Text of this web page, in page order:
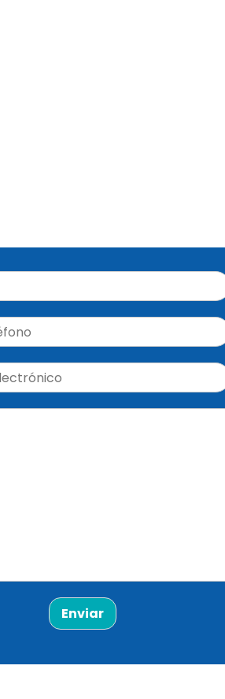
Enviar